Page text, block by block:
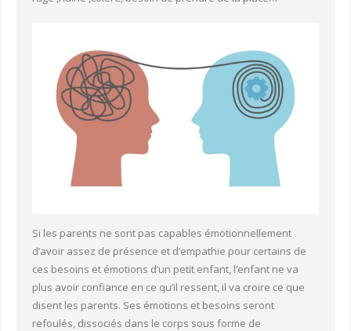
Si les parents ne sont pas capables émotionnellement
d’avoir assez de présence et d’empathie pour certains de
ces besoins et émotions d’un petit enfant, l’enfant ne va
plus avoir confiance en ce qu’il ressent, il va croire ce que
disent les parents. Ses émotions et besoins seront
refoulés, dissociés dans le corps sous forme de